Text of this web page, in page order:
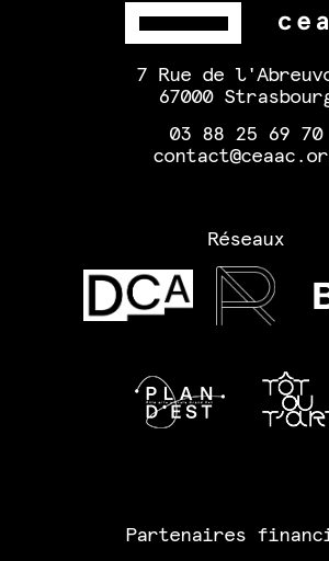
7 Rue de
67000
03 88 25 69 70
Réseaux
Partenaires